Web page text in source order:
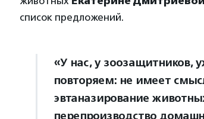
список предложений.
«У нас, у зоозащитников,
повторяем: не имеет
эвтаназирование
перепроизводство